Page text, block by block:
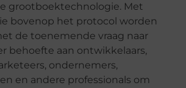
grootboektechnologie. Met
bovenop het protocol worden
de toenemende vraag naar
behoefte aan ontwikkelaars,
ondernemers,
en andere professionals om